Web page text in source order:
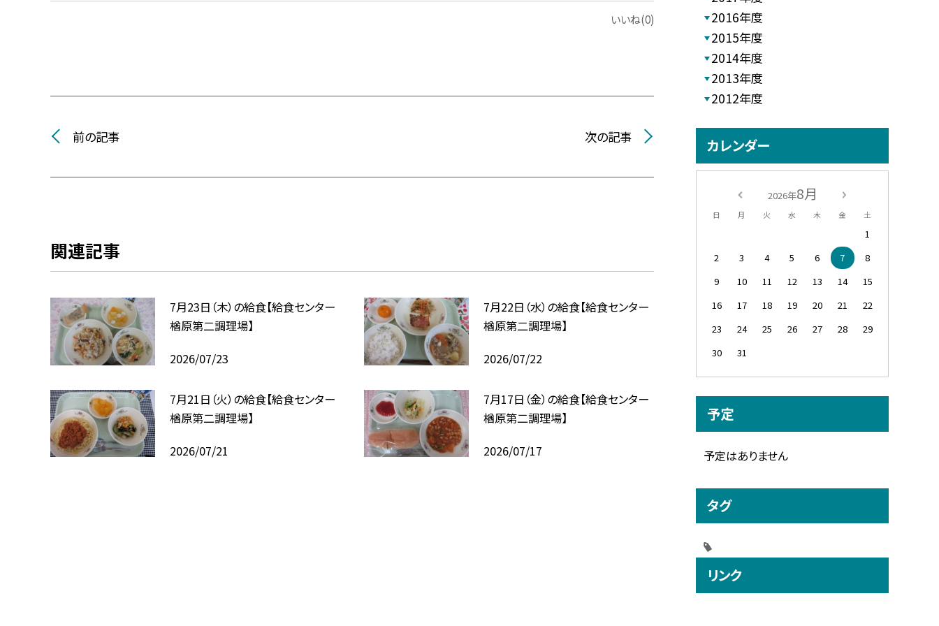
いいね(0)
前の記事 次の記事
関連記事
7月23日（木）の給食【給食センター
楢原第二調理場】
2026/07/23
7月22日（水）の給食【給食センター
楢原第二調理場】
2026/07/22
7月21日（火）の給食【給食センター
楢原第二調理場】
2026/07/21
7月17日（金）の給食【給食センター
楢原第二調理場】
2026/07/17
2016年度
2015年度
2014年度
2013年度
2012年度
カレンダー
2026年8月
日 月 火 水 木 金 土
1
2
3 4 5 6 7
8
9
10 11 12 13 14
15
16
17 18 19 20 21
22
23
24 25 26 27 28
29
30
31
予定
予定はありません
タグ
リンク